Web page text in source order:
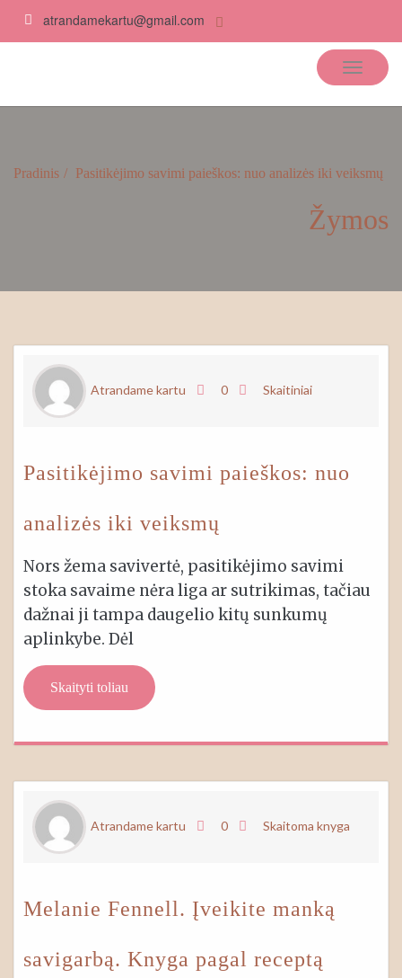
atrandamekartu@gmail.com
Pradinis Pasitikėjimo savimi paieškos: nuo analizės iki veiksmų
Žymos
Atrandame kartu 0 Skaitiniai
Pasitikėjimo savimi paieškos: nuo
analizės iki veiksmų
Nors žema savivertė, pasitikėjimo savimi
stoka savaime nėra liga ar sutrikimas, tačiau
dažnai ji tampa daugelio kitų sunkumų
aplinkybe. Dėl
Skaityti toliau
Atrandame kartu 0 Skaitoma knyga
Melanie Fennell. Įveikite manką
savigarbą. Knyga pagal receptą